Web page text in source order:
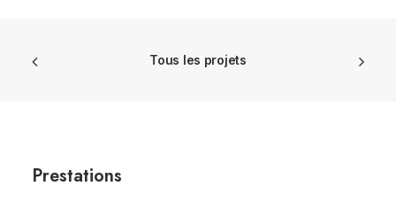
Tous les projets
Prestations